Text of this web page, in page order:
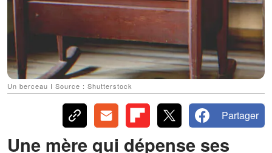
Un berceau І Source : Shutterstock
Partager
Une mère qui dépense ses